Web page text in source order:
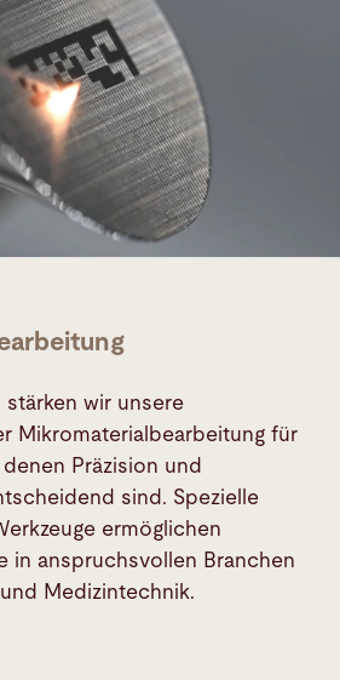
wir unsere
Mikromaterialbearbeitung für
Präzision und
sind. Spezielle
ermöglichen
in anspruchsvollen Branchen
Medizintechnik.